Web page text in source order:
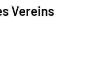
Vereins